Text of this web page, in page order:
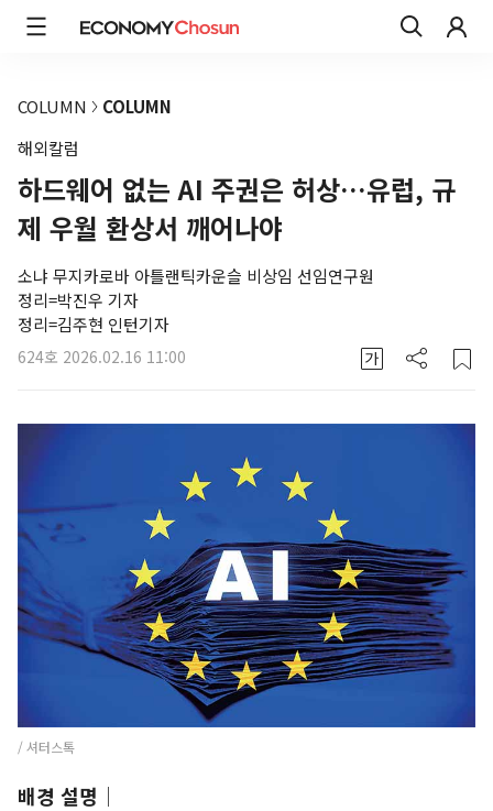
COLUMN
COLUMN
해외칼럼
하드웨어 없는 AI 주권은 허상…유럽, 규
제 우월 환상서 깨어나야
소냐 무지카로바 아틀랜틱카운슬 비상임 선임연구원
정리=박진우 기자
정리=김주현 인턴기자
624호 2026.02.16 11:00
/ 셔터스톡
배경 설명│